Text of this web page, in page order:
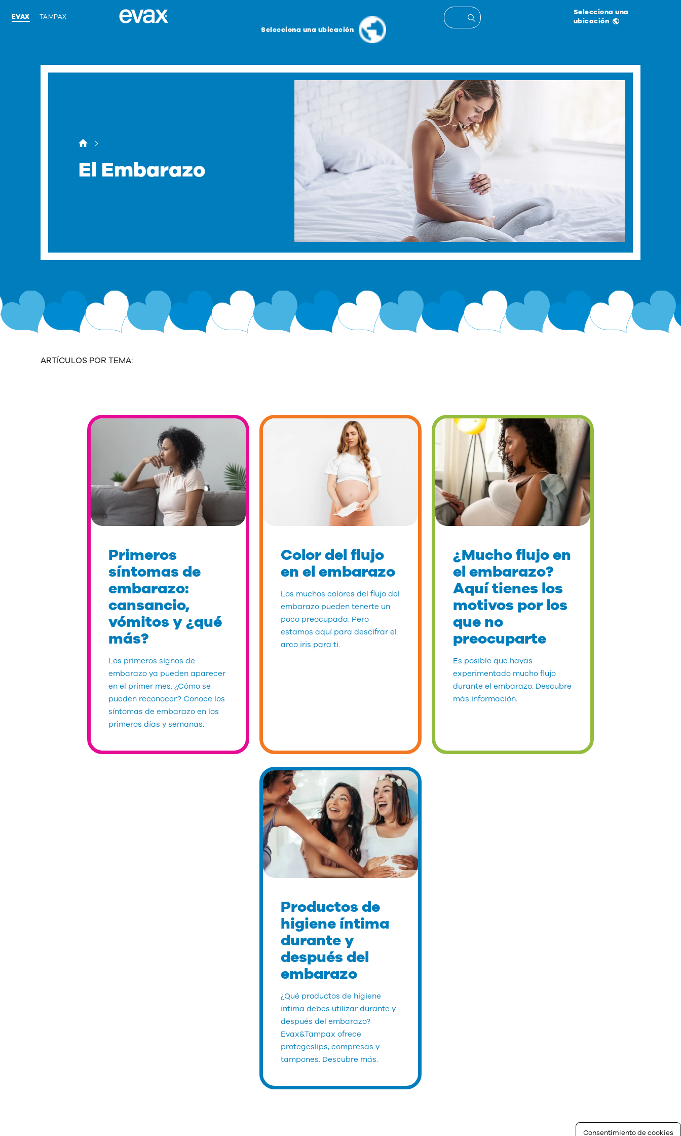
EVAX TAMPAX
Selecciona una ubicación
Selecciona una
ubicación
El Embarazo
ARTÍCULOS POR TEMA:
Primeros
síntomas de
embarazo:
cansancio,
vómitos y ¿qué
más?
Los primeros signos de
embarazo ya pueden aparecer
en el primer mes. ¿Cómo se
pueden reconocer? Conoce los
síntomas de embarazo en los
primeros días y semanas.
Color del flujo
en el embarazo
Los muchos colores del flujo del
embarazo pueden tenerte un
poco preocupada. Pero
estamos aquí para descifrar el
arco iris para ti.
¿Mucho flujo en
el embarazo?
Aquí tienes los
motivos por los
que no
preocuparte
Es posible que hayas
experimentado mucho flujo
durante el embarazo. Descubre
más información.
Productos de
higiene íntima
durante y
después del
embarazo
¿Qué productos de higiene
íntima debes utilizar durante y
después del embarazo?
Evax&Tampax ofrece
protegeslips, compresas y
tampones. Descubre más.